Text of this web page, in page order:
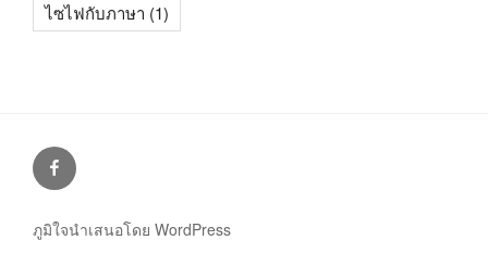
ไซไฟกับภาษา (1)
facebook
ภูมิใจนำเสนอโดย WordPress